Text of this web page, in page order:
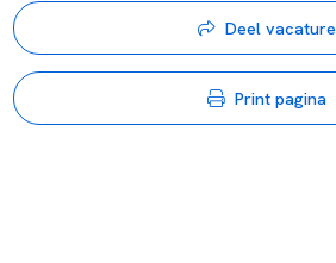
Deel vacature
Print pagina